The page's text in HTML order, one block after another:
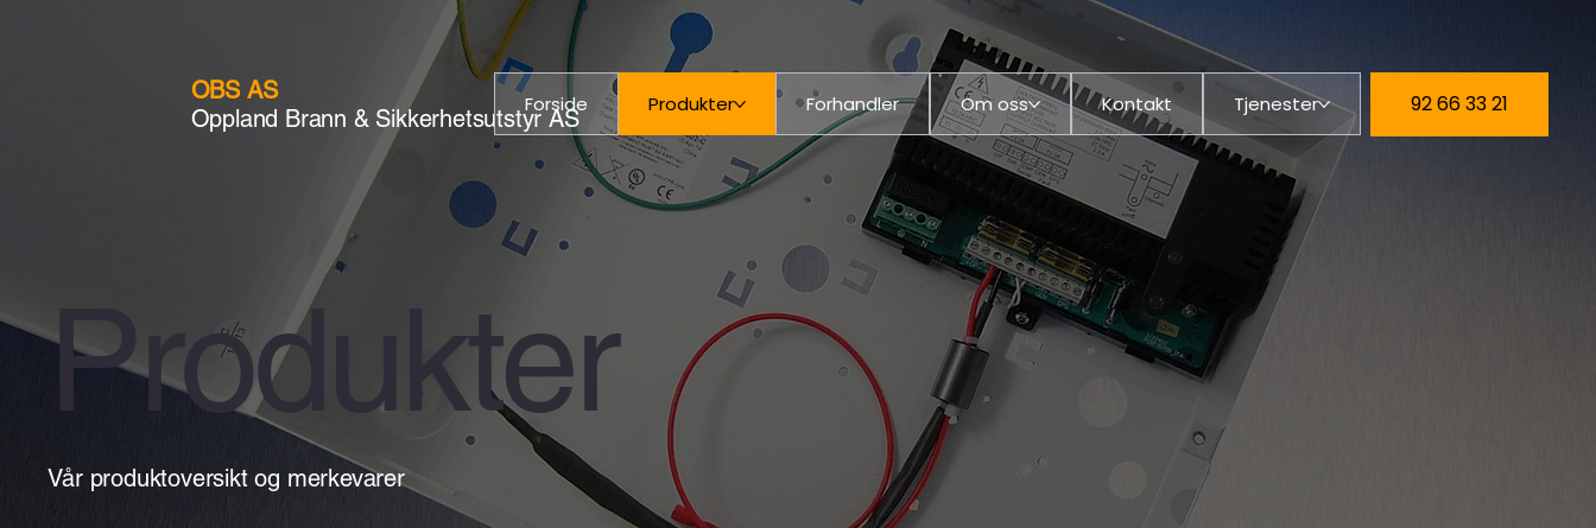
OBS AS
Oppland Brann & Sikkerhetsutstyr AS
Forside Produkter Forhandler Om oss Kontakt Tjenester 92 66 33 21
Produkter
Vår produktoversikt og merkevarer